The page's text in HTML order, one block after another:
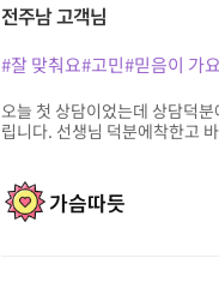
전주남고객님
#잘 맞춰요#고민#믿음이 가요
오늘 첫 상담이었는데 상담덕
립니다. 선생님 덕분에착한고
가슴따듯